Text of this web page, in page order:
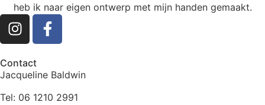
heb ik naar eigen ontwerp met mijn handen gemaakt.
Contact
Jacqueline Baldwin
Tel: 06 1210 2991